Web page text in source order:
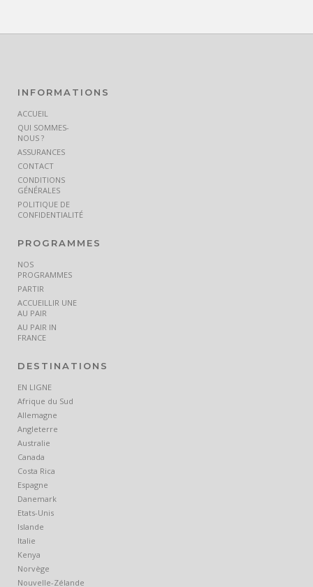
INFORMATIONS
ACCUEIL
QUI SOMMES-
NOUS ?
ASSURANCES
CONTACT
CONDITIONS
GÉNÉRALES
POLITIQUE DE
CONFIDENTIALITÉ
PROGRAMMES
NOS
PROGRAMMES
PARTIR
ACCUEILLIR UNE
AU PAIR
AU PAIR IN
FRANCE
DESTINATIONS
EN LIGNE
Afrique du Sud
Allemagne
Angleterre
Australie
Canada
Costa Rica
Espagne
Danemark
Etats-Unis
Islande
Italie
Kenya
Norvège
Nouvelle-Zélande